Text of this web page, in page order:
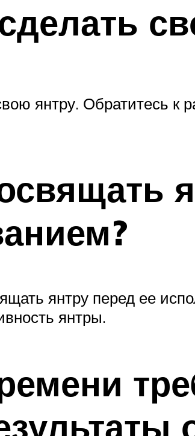
янтру. Обратитесь к
янтру перед ее
янтры.